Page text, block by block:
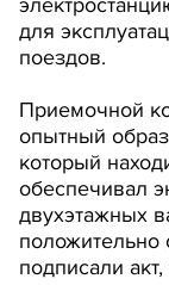
для
поездов.
Приемочной
опытный
который
обеспечивал
двухэтажных
положительно
подписали